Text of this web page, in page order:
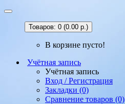
Товаров: 0 (0.00 р.)
В корзине пусто!
Учётная запись
Учётная запись
Вход / Регистрация
Закладки (0)
Сравнение товаров (0)